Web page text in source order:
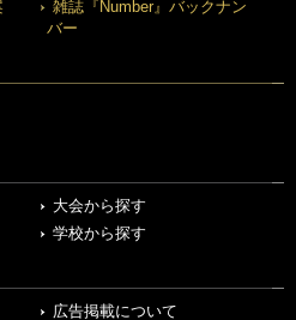
雑誌『Number』バックナン
バー
大会から探す
学校から探す
広告掲載について